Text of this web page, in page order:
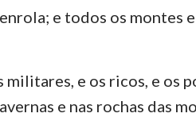
e todos os montes
militares, e os ricos, e os
e nas rochas das